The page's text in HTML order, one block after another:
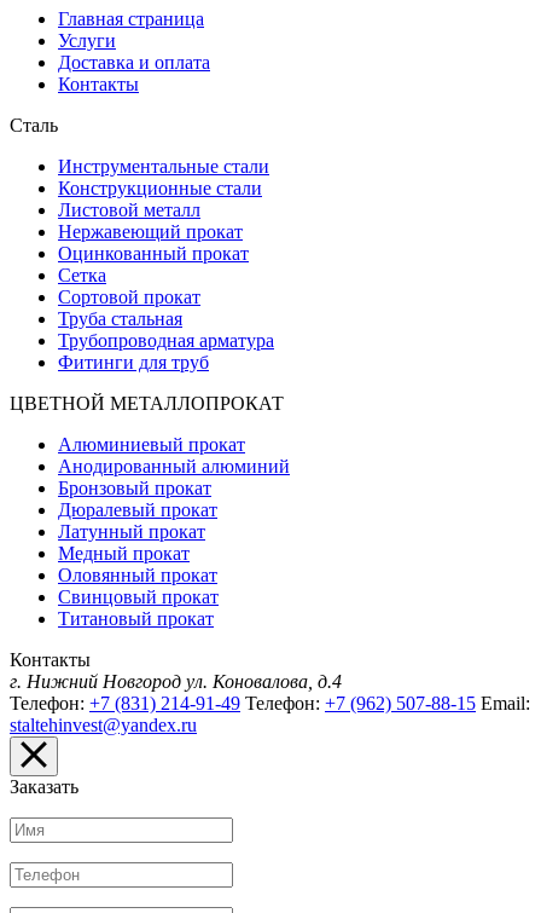
Главная страница
Услуги
Доставка и оплата
Контакты
Сталь
Инструментальные стали
Конструкционные стали
Листовой металл
Нержавеющий прокат
Оцинкованный прокат
Сетка
Сортовой прокат
Труба стальная
Трубопроводная арматура
Фитинги для труб
ЦВЕТНОЙ МЕТАЛЛОПРОКАТ
Алюминиевый прокат
Анодированный алюминий
Бронзовый прокат
Дюралевый прокат
Латунный прокат
Медный прокат
Оловянный прокат
Свинцовый прокат
Титановый прокат
Контакты
г. Нижний Новгород ул. Коновалова, д.4
Телефон: +7 (831) 214-91-49 Телефон: +7 (962) 507-88-15 Email:
staltehinvest@yandex.ru
Заказать